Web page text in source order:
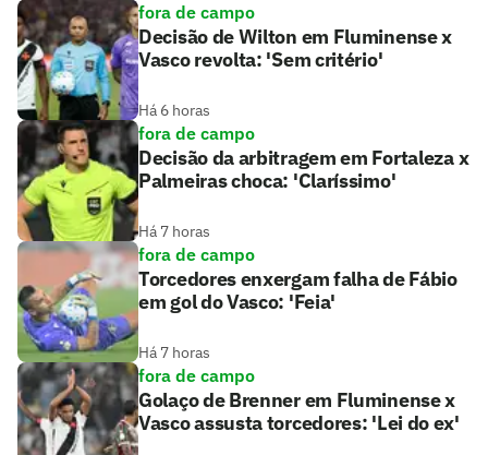
fora de campo
Decisão de Wilton em Fluminense x
Vasco revolta: 'Sem critério'
Há 6 horas
fora de campo
Decisão da arbitragem em Fortaleza x
Palmeiras choca: 'Claríssimo'
Há 7 horas
fora de campo
Torcedores enxergam falha de Fábio
em gol do Vasco: 'Feia'
Há 7 horas
fora de campo
Golaço de Brenner em Fluminense x
Vasco assusta torcedores: 'Lei do ex'